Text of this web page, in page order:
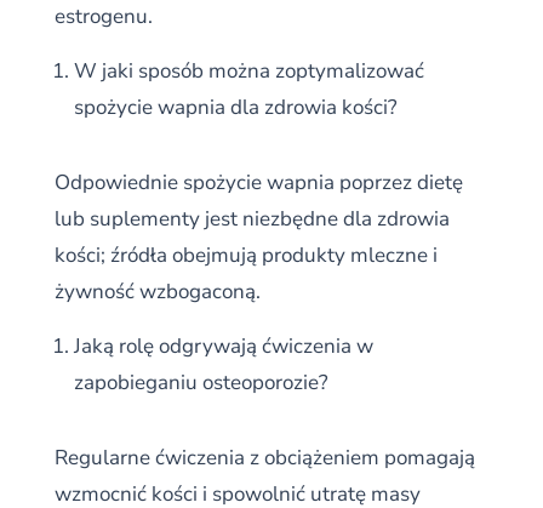
estrogenu.
W jaki sposób można zoptymalizować
spożycie wapnia dla zdrowia kości?
Odpowiednie spożycie wapnia poprzez dietę
lub suplementy jest niezbędne dla zdrowia
kości; źródła obejmują produkty mleczne i
żywność wzbogaconą.
Jaką rolę odgrywają ćwiczenia w
zapobieganiu osteoporozie?
Regularne ćwiczenia z obciążeniem pomagają
wzmocnić kości i spowolnić utratę masy